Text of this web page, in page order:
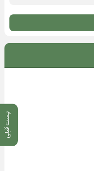
پست قبلی